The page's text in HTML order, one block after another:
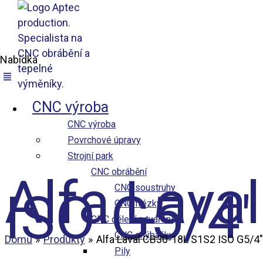
Přeskočit na obsah
Aptec production
Nabídka
CNC výroba
CNC výroba
Povrchové úpravy
Strojní park
CNC obrábění
CNC soustruhy
CNC frézky
CNC dělení a tváření
CNC ohýbačky
Pily
Alfa
ISO G5/
Domů Produkty Alfa Laval CB30-18L S1S2 ISO G5/